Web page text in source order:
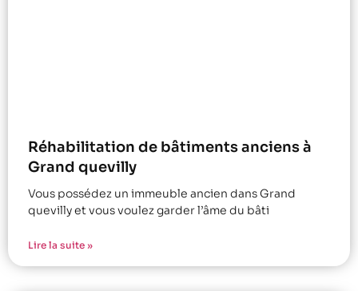
Réhabilitation de bâtiments anciens à
Grand quevilly
Vous possédez un immeuble ancien dans Grand
quevilly et vous voulez garder l’âme du bâti
Lire la suite »